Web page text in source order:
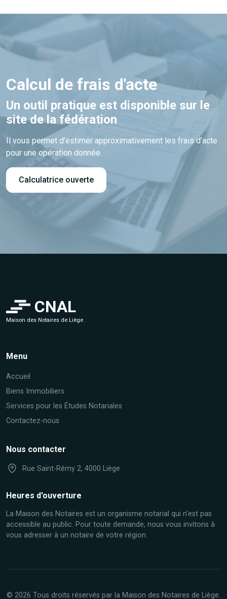
Calcul de frais d'acte
Un outil pratique est disponible sur le
site de la fédération
Il vous permet d’estimer approximativement les frais d’acte
pour une opération donnée.
Calculatrice ouverte
CNAL
Maison des Notaires de Liège
Menu
Accueil
Biens Immobiliers
Services pour les Études Notariales
Contactez-nous
Nous contacter
Rue Saint-Rémy 2, 4000 Liège
Heures d'ouverture
La Maison des Notaires est un organisme notarial qui n'est pas
accessible au public. Pour toute demande, nous vous invitons à
vous adresser à un notaire de votre région.
© 2026 Tous droits réservés par la Maison des Notaires de Liège.